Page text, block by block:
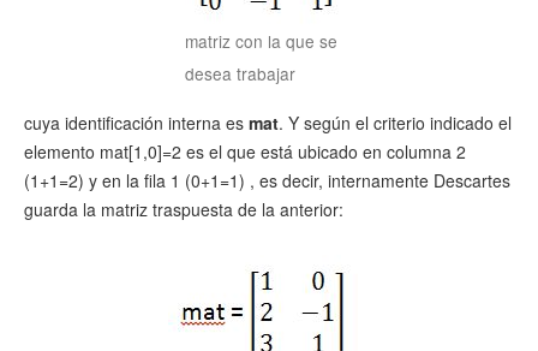
matriz con la que se
desea trabajar
cuya identificación interna es mat. Y según el criterio indicado el
elemento mat[1,0]=2 es el que está ubicado en columna 2
(1+1=2) y en la fila 1 (0+1=1) , es decir, internamente Descartes
guarda la matriz traspuesta de la anterior: